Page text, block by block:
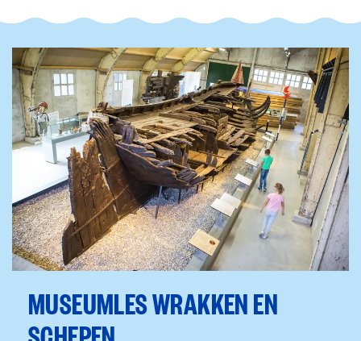
MUSEUMLES WRAKKEN EN